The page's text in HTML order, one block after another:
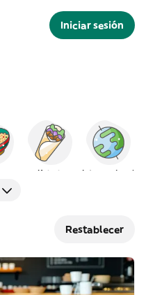
Iniciar sesión
Kebab Internacional
Restablecer